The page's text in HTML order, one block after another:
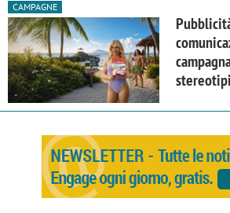
CAMPAGNE